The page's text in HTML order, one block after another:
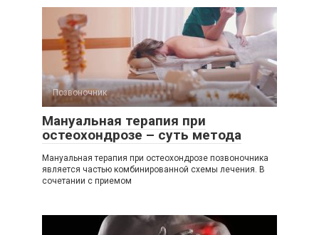
Позвоночник
Мануальная терапия при
остеохондрозе – суть метода
Мануальная терапия при остеохондрозе позвоночника
является частью комбинированной схемы лечения. В
сочетании с приемом